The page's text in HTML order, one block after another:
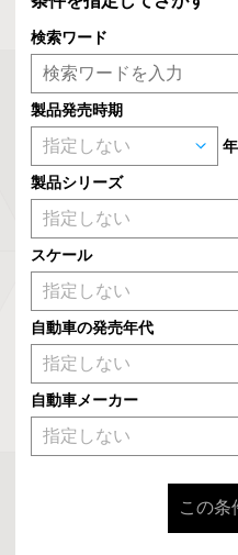
検索ワード
製品発売時期
年
製品シリーズ
スケール
自動車の発売年代
自動車メーカー
この条